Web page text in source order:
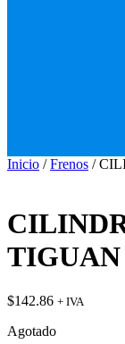
Inicio /Frenos /
TIGUAN
$142.86 + IVA
Agotado